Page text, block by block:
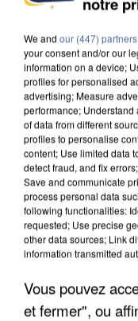
INTERPELLÉ EN
UNE TOURISTE
COULÉE DE
We and our (447) partners
your consent and/or our
information on a device;
profiles for personalised
advertising; Measure
performance;
of data from different
profiles to personalise
content; Use limited data
detect fraud, and fix
Save and communicate
process personal data
following functionalities:
requested; Use precise
other data sources; Link
information transmitted
Vous pouvez
et fermer", ou